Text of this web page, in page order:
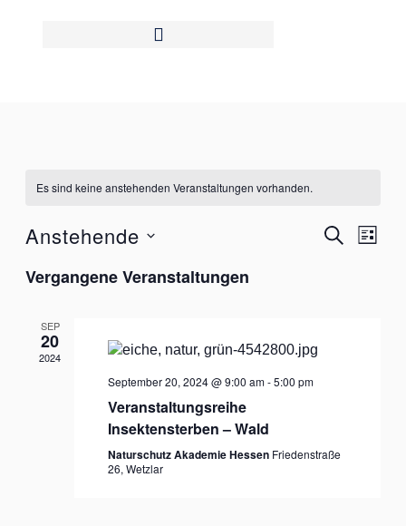
Es sind keine anstehenden Veranstaltungen vorhanden.
SUCHE
LISTE
Anstehende
wählen.
Vergangene Veranstaltungen
SEP
20
2024
September 20, 2024 @ 9:00 am-5:00 pm
Veranstaltungsreihe
Insektensterben – Wald
Naturschutz Akademie Hessen Friedenstraße
26, Wetzlar